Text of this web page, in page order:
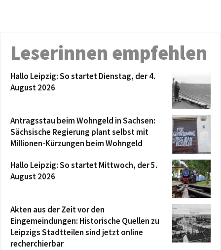
Leserinnen empfehlen
Hallo Leipzig: So startet Dienstag, der 4.
August 2026
Antragsstau beim Wohngeld in Sachsen:
Sächsische Regierung plant selbst mit
Millionen-Kürzungen beim Wohngeld
Hallo Leipzig: So startet Mittwoch, der 5.
August 2026
Akten aus der Zeit vor den
Eingemeindungen: Historische Quellen zu
Leipzigs Stadtteilen sind jetzt online
recherchierbar